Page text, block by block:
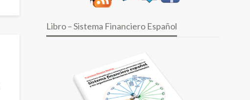
Libro – Sistema Financiero Español